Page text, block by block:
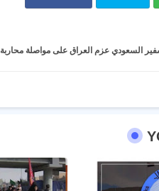
السعودي عزم العراق على مواصلة محاربة